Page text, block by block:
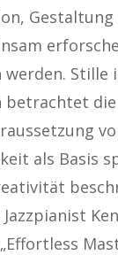
Stille
die
als Basis